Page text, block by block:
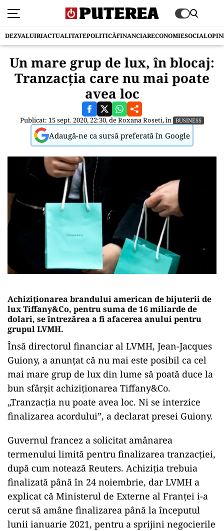
DEZVALUIRIACTUALITATEPOLITICĂFINANCIARECONOMIESOCIAL
Un mare grup de lux, în blocaj:
Tranzacția care nu mai poate
avea loc
Publicat: 15 sept. 2020, 22:30, deRoxana Roseti, în BUSINESS
Adaugă-ne ca sursă preferată în Google
Achiziţionarea brandului american de bijuterii de
lux Tiffany&Co, pentru suma de 16 miliarde de
dolari, se întrezărea a fi afacerea anului pentru
grupul LVMH.
Însă directorul financiar al LVMH, Jean-Jacques
Guiony, a anunţat că nu mai este posibil ca cel
mai mare grup de lux din lume să poată duce la
bun sfârşit achiziţionarea Tiffany&Co.
„Tranzacţia nu poate avea loc. Ni se interzice
finalizarea acordului”, a declarat presei Guiony.
Guvernul francez a solicitat amânarea
termenului limită pentru finalizarea tranzacţiei,
după cum notează Reuters. Achiziţia trebuia
finalizată până în 24 noiembrie, dar LVMH a
explicat că Ministerul de Externe al Franţei i-a
cerut să amâne finalizarea până la începutul
lunii ianuarie 2021, pentru a sprijini negocierile